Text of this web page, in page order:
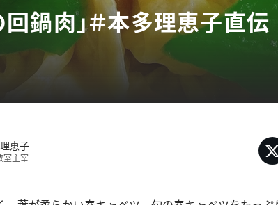
回鍋肉」＃本多理恵子直伝
恵子
室主宰